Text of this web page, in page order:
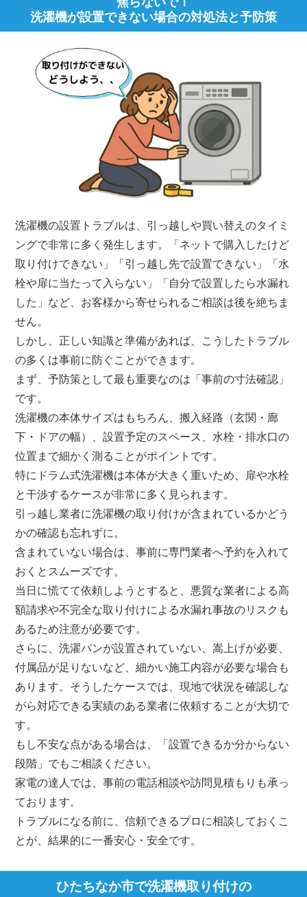
洗濯機が設置できない場合の対処法と予防策
洗濯機の設置トラブルは、引っ越しや買い替えのタイミ
ングで非常に多く発生します。「ネットで購入したけど
取り付けできない」「引っ越し先で設置できない」「水
栓や扉に当たって入らない」「自分で設置したら水漏れ
した」など、お客様から寄せられるご相談は後を絶ちま
せん。
しかし、正しい知識と準備があれば、こうしたトラブル
の多くは事前に防ぐことができます。
まず、予防策として最も重要なのは「事前の寸法確認」
です。
洗濯機の本体サイズはもちろん、搬入経路（玄関・廊
下・ドアの幅）、設置予定のスペース、水栓・排水口の
位置まで細かく測ることがポイントです。
特にドラム式洗濯機は本体が大きく重いため、扉や水栓
と干渉するケースが非常に多く見られます。
引っ越し業者に洗濯機の取り付けが含まれているかどう
かの確認も忘れずに。
含まれていない場合は、事前に専門業者へ予約を入れて
おくとスムーズです。
当日に慌てて依頼しようとすると、悪質な業者による高
額請求や不完全な取り付けによる水漏れ事故のリスクも
あるため注意が必要です。
さらに、洗濯パンが設置されていない、嵩上げが必要、
付属品が足りないなど、細かい施工内容が必要な場合も
あります。そうしたケースでは、現地で状況を確認しな
がら対応できる実績のある業者に依頼することが大切で
す。
もし不安な点がある場合は、「設置できるか分からない
段階」でもご相談ください。
家電の達人では、事前の電話相談や訪問見積もりも承っ
ております。
トラブルになる前に、信頼できるプロに相談しておくこ
とが、結果的に一番安心・安全です。
ひたちなか市で洗濯機取り付けの